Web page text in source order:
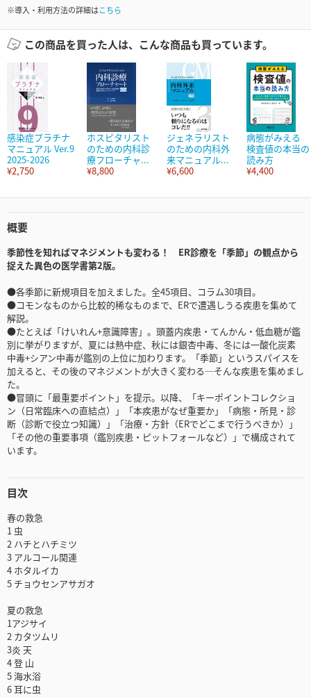
※導入・利用方法の詳細はこちら
この商品を買った人は、こんな商品も買っています。
感染症プラチナ
マニュアル Ver.9
2025-2026
¥2,750
ホスピタリスト
のための内科診
療フローチャ...
¥8,800
ジェネラリスト
のための内科外
来マニュアル...
¥6,600
病態がみえる
検査値の本当の
読み方
¥4,400
概要
季節性を知ればマネジメントも変わる！ ER診療を「季節」の観点から
捉えた異色の医学書第2版。
●各季節に新規項目を加えました。全45項目、コラム30項目。
●コモンなものから比較的稀なものまで、ERで遭遇しうる疾患を集めて
解説。
●たとえば「けいれん+意識障害」。頭蓋内疾患・てんかん・低血糖が鑑
別に挙がりますが、夏には熱中症、秋には銀杏中毒、冬には一酸化炭素
中毒+シアン中毒が鑑別の上位に加わります。「季節」というスパイスを
加えると、その後のマネジメントが大きく変わる─そんな疾患を集めまし
た。
●冒頭に「最重要ポイント」を提示。以降、「キーポイントコレクショ
ン（日常臨床への直結点）」「本疾患がなぜ重要か」「病態・所見・診
断（診断で役立つ知識）」「治療・方針（ERでどこまで行うべきか）」
「その他の重要事項（鑑別疾患・ピットフォールなど）」で構成されて
います。
目次
春の救急
1 虫
2 ハチとハチミツ
3 アルコール関連
4 ホタルイカ
5 チョウセンアサガオ
夏の救急
1アジサイ
2 カタツムリ
3炎 天
4 登 山
5 海水浴
6 耳に虫